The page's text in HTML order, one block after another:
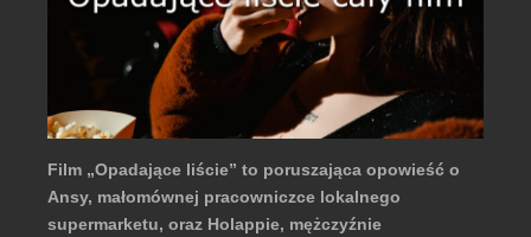
Film „Opadające liście” to poruszająca opowieść o
Ansy, małomównej pracowniczce lokalnego
supermarketu, oraz Holappie, mężczyźnie